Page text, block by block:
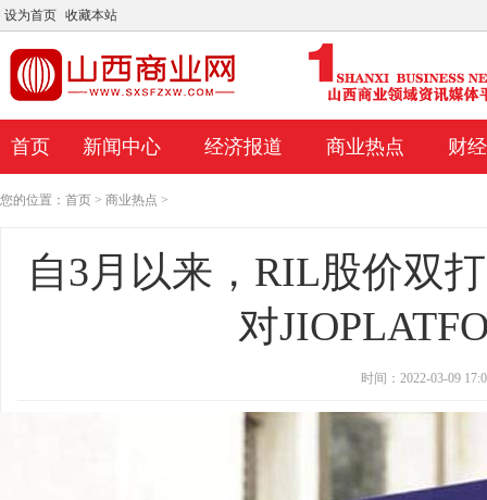
设为首页 收藏本站
首页 新闻中心 经济报道 商业热点 财
您的位置： 首页 > 商业热点 >
自3月以来，RIL股价双
对
时间：2022-03-09
Doximity股票今天飙升近